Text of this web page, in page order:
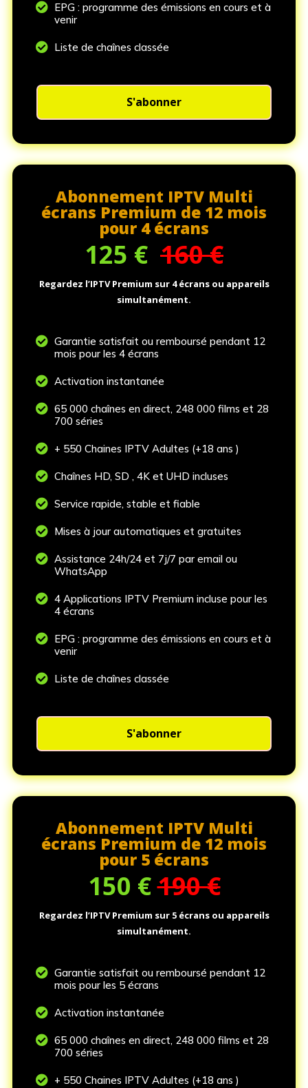
 EPG : programme des émissions en cours et à
venir
 Liste de chaînes classée
S'abonner
Abonnement IPTV Multi
écrans Premium de 12 mois
pour 4 écrans
125 € 160 €
Regardez l’IPTV Premium sur 4 écrans ou appareils
simultanément.
 Garantie satisfait ou remboursé pendant 12
mois pour les 4 écrans
 Activation instantanée
 65 000 chaînes en direct, 248 000 films et 28
700 séries
 + 550 Chaines IPTV Adultes (+18 ans )
 Chaînes HD, SD , 4K et UHD incluses
 Service rapide, stable et fiable
 Mises à jour automatiques et gratuites
 Assistance 24h/24 et 7j/7 par email ou
WhatsApp
 4 Applications IPTV Premium incluse pour les
4 écrans
 EPG : programme des émissions en cours et à
venir
 Liste de chaînes classée
S'abonner
Abonnement IPTV Multi
écrans Premium de 12 mois
pour 5 écrans
150 €190 €
Regardez l’IPTV Premium sur 5 écrans ou appareils
simultanément.
 Garantie satisfait ou remboursé pendant 12
mois pour les 5 écrans
 Activation instantanée
 65 000 chaînes en direct, 248 000 films et 28
700 séries
 + 550 Chaines IPTV Adultes (+18 ans )